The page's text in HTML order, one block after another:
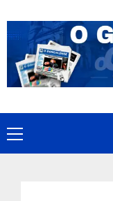
to
content
Primary
Menu